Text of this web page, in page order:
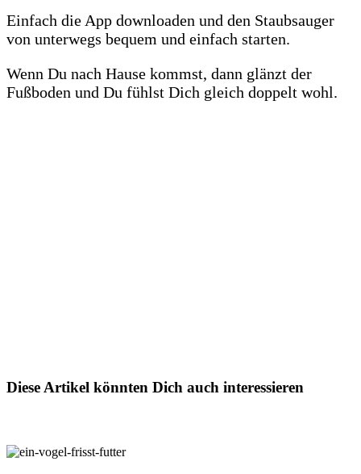
Einfach die App downloaden und den Staubsauger
von unterwegs bequem und einfach starten.
Wenn Du nach Hause kommst, dann glänzt der
Fußboden und Du fühlst Dich gleich doppelt wohl.
Diese Artikel könnten Dich auch interessieren